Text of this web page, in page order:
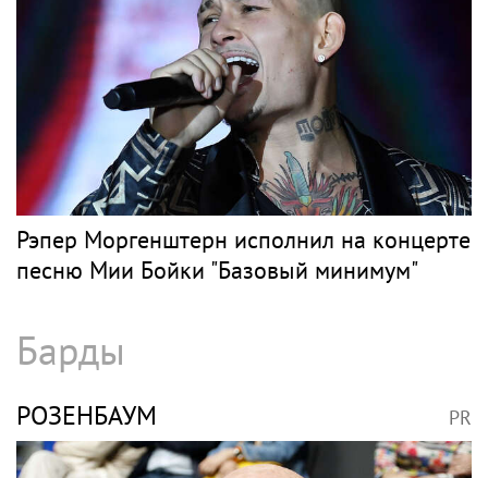
Рэпер Моргенштерн исполнил на концерте
песню Мии Бойки "Базовый минимум"
Барды
РОЗЕНБАУМ PR